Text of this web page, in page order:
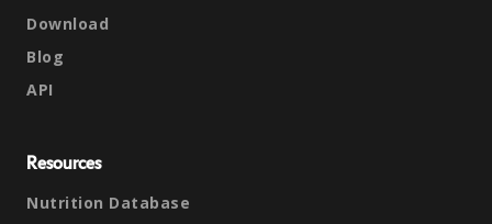
Download
Blog
API
Resources
Nutrition Database